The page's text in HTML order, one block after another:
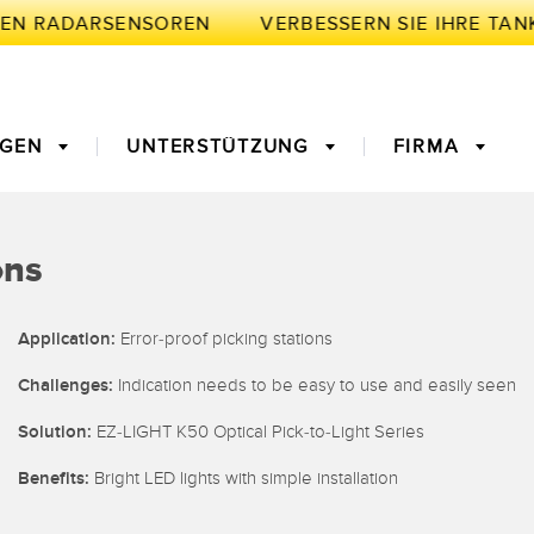
RADARSENSOREN
für
Lichtleiter
Temperatursensoren
für die
Vorderkantenerkennung
UNTERSTÜTZUNG FIRMA
Application: Error-proof picking stations
Challenges: Indication needs to be easy to use and easily seen
Solution: EZ-LIGHT K50 Optical Pick-to-Light Series
Benefits: Bright LED lights with simple installation